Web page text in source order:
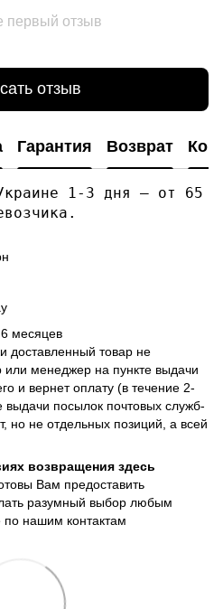
первый отзыв
отзыв
Гарантия Возврат
1-3 дня — от 65
6 месяцев
доставленный товар не
или менеджер на пункте выдачи
и вернет оплату (в течение 2-
выдачи посылок почтовых служб-
но не отдельных позиций, а всей
возвращения здесь
Вам предоставить
разумный выбор любым
по нашим контактам